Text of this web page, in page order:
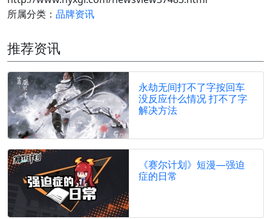
所属分类： 品牌资讯
推荐资讯
永劫无间打不了字按回车
没反应什么情况 打不了字
解决方法
《赛尔计划》短漫—强迫
症的日常